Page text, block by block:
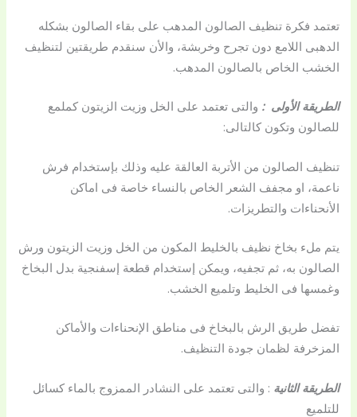
تعتمد فكرة تنظيف الصالون المدهب على بقاء الصالون بشكله
الدهبى اللامع دون تجرح وخربشة، والأن سنقدم طريقتين لتنظيف
الخشب الخاص بالصالون المدهب.
الطريقة الأولى : والتى تعتمد على الخل وزيت الزيتون كملمع
للصالون وتكون كالتالى:
تنظيف الصالون من الأتربة العالقة عليه وذلك بإستخدام فرش
ناعمة، او مجفف الشعر الخاص بالنساء خاصة فى اماكن
الأنحناءات والتطريزات.
يتم ملء بخاخ نظيف بالخليط المكون من الخل وزيت الزيتون ورش
الصالون به، ثم تجفيه، ويمكن إستخدام قطعة إسفنجية بدل البخاخ
وغمسها فى الخليط وتلميع الخشب.
تفضل طريق الرش بالبخاخ فى مناطق الإنحناءات والأماكن
المزخرفة لظمان جودة التنظيف.
الطريقة الثانية : والتى تعتمد على النشادر الممزوج بالماء كسائل
للتلميع